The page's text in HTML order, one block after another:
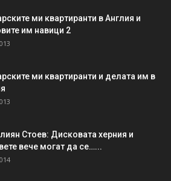
ми квартиранти в Англия и
им навици 2
ми квартиранти и делата им в
Стоев: Дисковата херния и
вече могат да се…...